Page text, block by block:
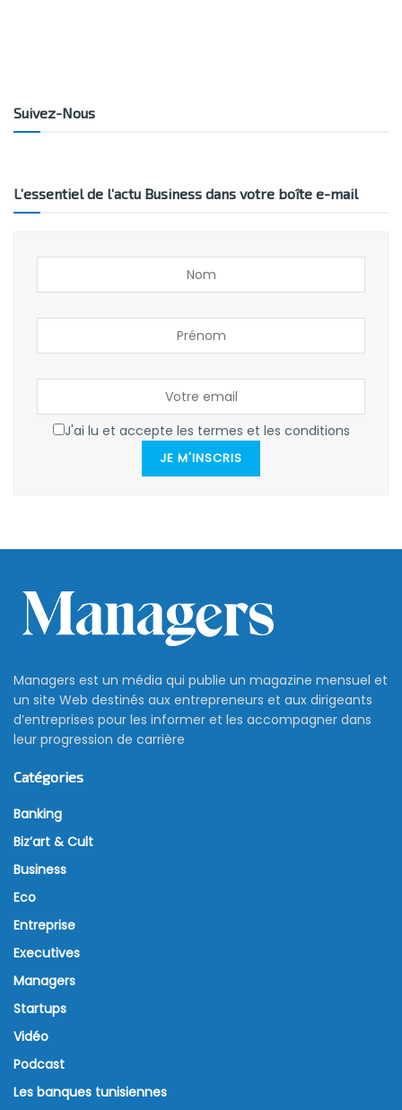
Suivez-Nous
L’essentiel de l’actu Business dans votre boîte e-mail
J'ai lu et accepte les termes et les conditions
JE M'INSCRIS
Managers est un média qui publie un magazine mensuel et
un site Web destinés aux entrepreneurs et aux dirigeants
d’entreprises pour les informer et les accompagner dans
leur progression de carrière
Catégories
Banking
Biz’art & Cult
Business
Eco
Entreprise
Executives
Managers
Startups
Vidéo
Podcast
Les banques tunisiennes